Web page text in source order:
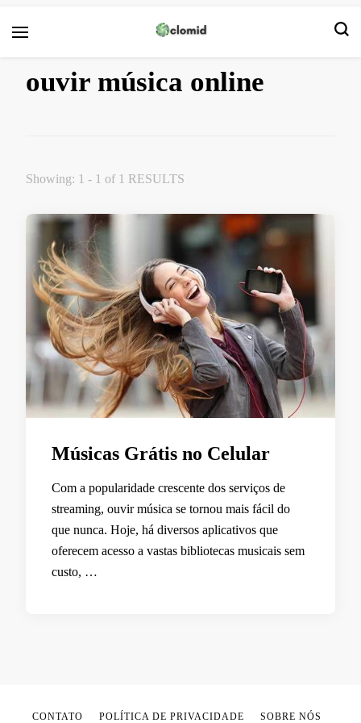
ouvir música online
Showing: 1 - 1 of 1 RESULTS
Músicas Grátis no Celular
Com a popularidade crescente dos serviços de
streaming, ouvir música se tornou mais fácil do
que nunca. Hoje, há diversos aplicativos que
oferecem acesso a vastas bibliotecas musicais sem
custo, …
CONTATO POLÍTICA DE PRIVACIDADE SOBRE NÓS